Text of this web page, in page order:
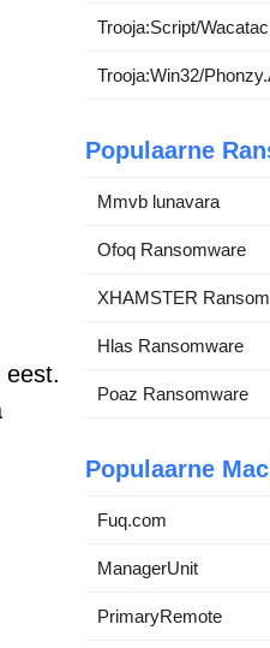
eest.
Trooja:Script/
Trooja:Win32/
Populaarne
Mmvb lunavara
Ofoq Ransomware
XHAMSTER
Hlas Ransomware
Poaz Ransomware
Populaarne
Fuq.com
ManagerUnit
PrimaryRemote